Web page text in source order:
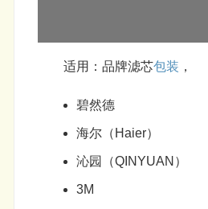
适用：品牌滤芯包装 ，
碧然德
海尔（Haier）
沁园（QINYUAN）
3M